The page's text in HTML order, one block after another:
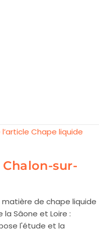
sur-
de chape liquide
Sâone et Loire :
l'étude et la